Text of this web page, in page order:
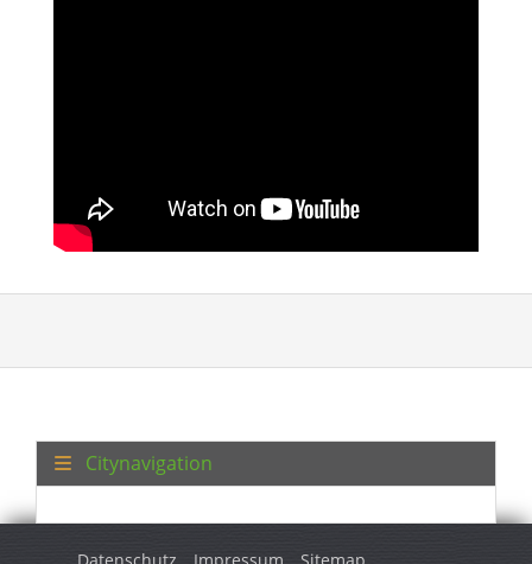
Citynavigation